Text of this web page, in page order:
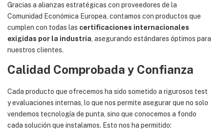
Gracias a alianzas estratégicas con proveedores de la
Comunidad Económica Europea, contamos con productos que
cumplen con todas las certificaciones internacionales
exigidas por la industria , asegurando estándares óptimos para
nuestros clientes.
Calidad Comprobada y Confianza
Cada producto que ofrecemos ha sido sometido a rigurosos test
y evaluaciones internas, lo que nos permite asegurar que no solo
vendemos tecnología de punta, sino que conocemos a fondo
cada solución que instalamos. Esto nos ha permitido: